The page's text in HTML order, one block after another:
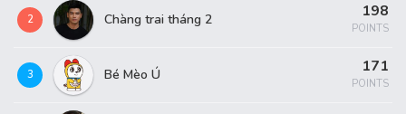
2 Chàng trai tháng 2 198
POINTS
3 Bé Mèo Ú 171
POINTS